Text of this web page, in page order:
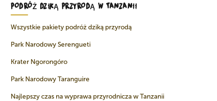
PODRÓŻ DZIKĄ PRZYRODĄ W TANZANII
Wszystkie pakiety podróż dziką przyrodą
Park Narodowy Serengueti
Krater Ngorongóro
Park Narodowy Taranguire
Najlepszy czas na wyprawa przyrodnicza w Tanzanii